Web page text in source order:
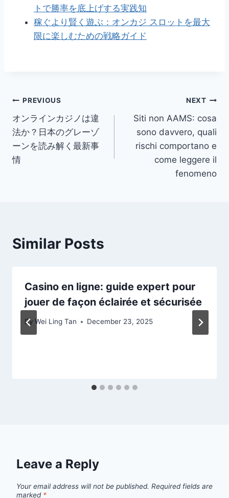
トで勝率を底上げする実践知
稼ぐより賢く遊ぶ：オンカジ スロットを最大
限に楽しむための戦略ガイド
Post
navigation
PREVIOUS
オンラインカジノは違
法か？日本のグレーゾ
ーンを読み解く最新事
情
NEXT
Siti non AAMS: cosa
sono davvero, quali
rischi comportano e
come leggere il
fenomeno
Similar Posts
Casino en ligne: guide expert pour
jouer de façon éclairée et sécurisée
By Wei Ling Tan December 23, 2025
Leave a Reply
Your email address will not be published. Required fields are
marked *